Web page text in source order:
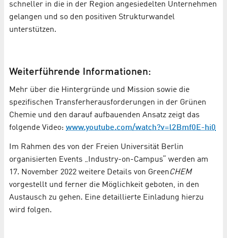
schneller in die in der Region angesiedelten Unternehmen
gelangen und so den positiven Strukturwandel
unterstützen.
Weiterführende Informationen:
Mehr über die Hintergründe und Mission sowie die
spezifischen Transferherausforderungen in der Grünen
Chemie und den darauf aufbauenden Ansatz zeigt das
folgende Video: www.youtube.com/watch?v=l2Bmf0E-hi0
Im Rahmen des von der Freien Universität Berlin
organisierten Events „Industry-on-Campus“ werden am
17. November 2022 weitere Details von GreenCHEM
vorgestellt und ferner die Möglichkeit geboten, in den
Austausch zu gehen. Eine detaillierte Einladung hierzu
wird folgen.